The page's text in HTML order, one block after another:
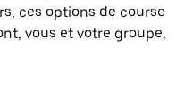
ces options de course
vous et votre groupe,